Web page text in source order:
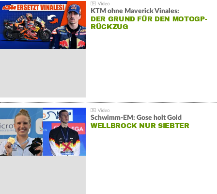
KTM ohne Maverick Vinales:
DER GRUND FÜR DEN MOTOGP-
RÜCKZUG
Schwimm-EM: Gose holt Gold
WELLBROCK NUR SIEBTER